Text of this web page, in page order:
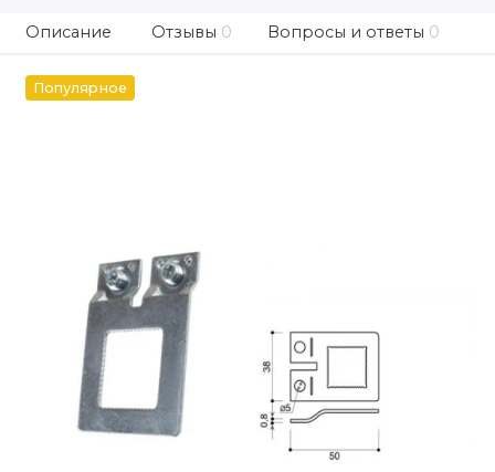
Описание Отзывы 0 Вопросы и ответы 0
Популярное